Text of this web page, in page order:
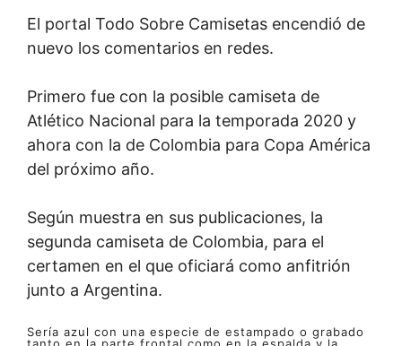
El portal Todo Sobre Camisetas encendió de
nuevo los comentarios en redes.
Primero fue con la posible camiseta de
Atlético Nacional para la temporada 2020 y
ahora con la de Colombia para Copa América
del próximo año.
Según muestra en sus publicaciones, la
segunda camiseta de Colombia, para el
certamen en el que oficiará como anfitrión
junto a Argentina.
Sería azul con una especie de estampado o grabado